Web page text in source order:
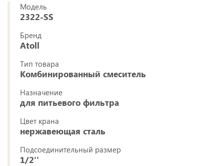
Модель
2322-SS
Бренд
Atoll
Тип товара
Комбинированный смеситель
Назначение
для питьевого фильтра
Цвет крана
нержавеющая сталь
Подсоединительный размер
1/2''